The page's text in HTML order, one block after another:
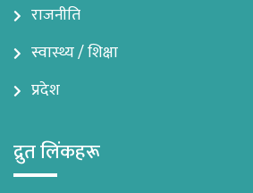
राजनीति
स्वास्थ्य / शिक्षा
प्रदेश
द्रुत लिंकहरू